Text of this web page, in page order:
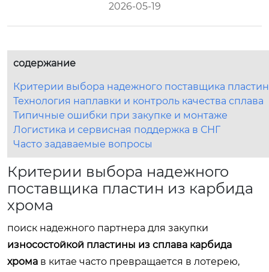
2026-05-19
содержание
Критерии выбора надежного поставщика
Технология наплавки и контроль качества сплава
Типичные ошибки при закупке и монтаже
Логистика и сервисная поддержка в СНГ
Часто задаваемые вопросы
Критерии выбора надежного
поставщика пластин из карбида
хрома
поиск надежного партнера для закупки
износостойкой пластины из сплава карбида
хрома в китае часто превращается в лотерею,